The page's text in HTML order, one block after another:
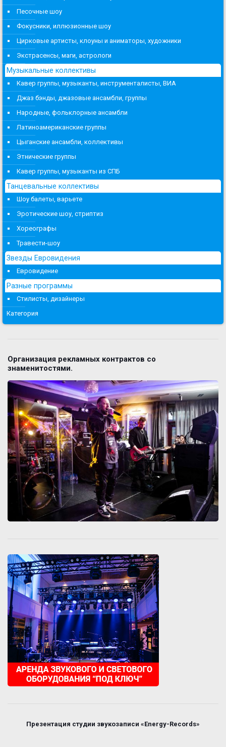
Песочные шоу
Фокусники, иллюзионные шоу
Цирковые артисты, клоуны и аниматоры, художники
Экстрасенсы, маги, астрологи
Музыкальные коллективы
Кавер группы, музыканты, инструменталисты, ВИА
Джаз бэнды, джазовые ансамбли, группы
Народные, фольклорные ансамбли
Латиноамериканские группы
Цыганские ансамбли, коллективы
Этнические группы
Кавер группы, музыканты из СПБ
Танцевальные коллективы
Шоу балеты, варьете
Эротические шоу, стриптиз
Хореографы
Травести-шоу
Звезды Евровидения
Евровидение
Разные программы
Стилисты, дизайнеры
Категория
Организация рекламных контрактов со
знаменитостями.
Презентация студии звукозаписи «Energy-Records»